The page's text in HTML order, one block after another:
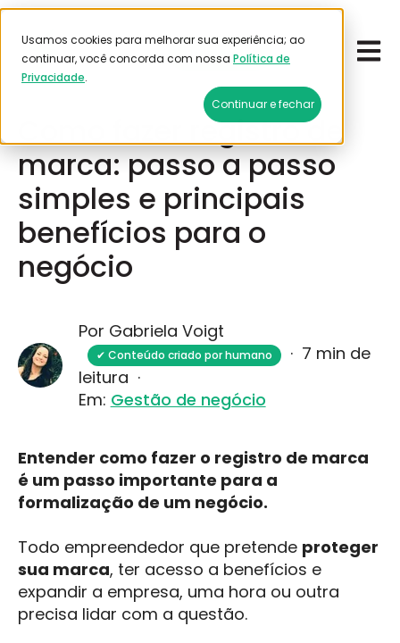
Usamos cookies para melhorar sua experiência; ao
continuar, você concorda com nossa Política de
Privacidade.
Continuar e fechar
Emitir frete
Como fazer registro de
marca: passo a passo
simples e principais
benefícios para o
negócio
Por Gabriela Voigt
✔ Conteúdo criado por humano · 7 min de
leitura ·
Em: Gestão de negócio
Entender como fazer o registro de marca
é um passo importante para a
formalização de um negócio.
Todo empreendedor que pretende proteger
sua marca, ter acesso a benefícios e
expandir a empresa, uma hora ou outra
precisa lidar com a questão.